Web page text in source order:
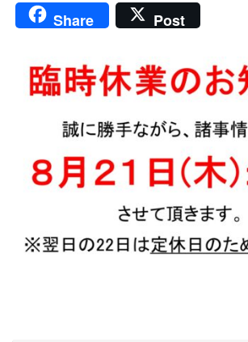
Share Post